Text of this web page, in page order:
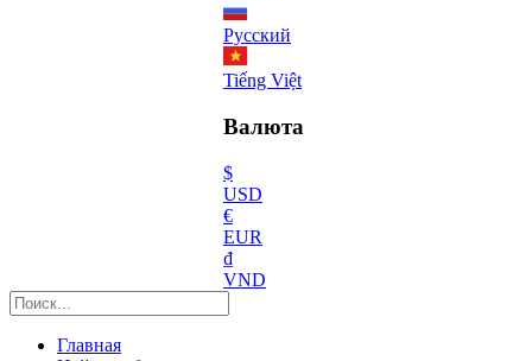
Русский
Tiếng Việt
Валюта
$
USD
€
EUR
₫
VND
Главная